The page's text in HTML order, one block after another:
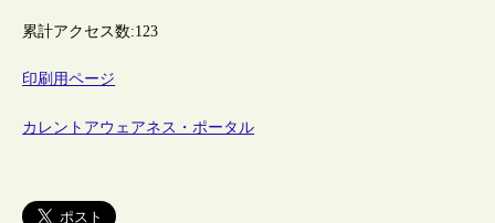
累計アクセス数:123
印刷用ページ
カレントアウェアネス・ポータル